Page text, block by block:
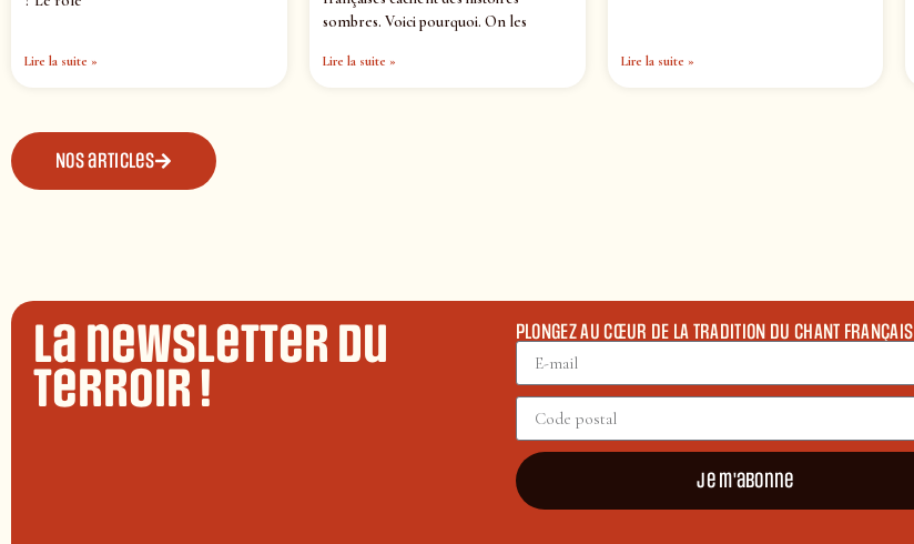
Lire la suite »
sombres. Voici pourquoi. On les
Lire la suite » Lire la suite »
Nos articles
La newsletter du
terroir !
PLONGEZ AU CŒUR DE LA TRADITION DU CHANT FRANÇAIS
Je m'abonne